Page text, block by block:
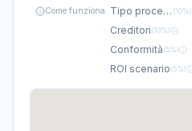
Come funziona
Tipo procedura (10%)
Creditori(10%)
Conformità(5%)
ROI scenario(5%)